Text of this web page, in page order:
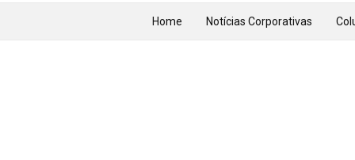
Home Notícias Corporativas